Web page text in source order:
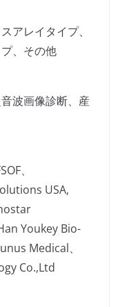
アレイタイプ、
、その他
波画像診断、産
、
USA,
Youkey Bio-
Medical、
Co.,Ltd